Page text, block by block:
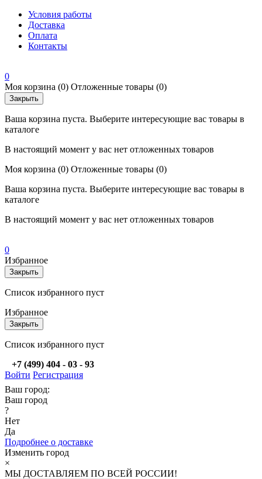
Условия работы
Доставка
Оплата
Контакты
0
Моя корзина (0) Отложенные товары (0)
Закрыть
Ваша корзина пуста. Выберите интересующие вас товары в
каталоге
В настоящий момент у вас нет отложенных товаров
Моя корзина (0) Отложенные товары (0)
Ваша корзина пуста. Выберите интересующие вас товары в
каталоге
В настоящий момент у вас нет отложенных товаров
0
Избранное
Закрыть
Список избранного пуст
Избранное
Закрыть
Список избранного пуст
+7 (499) 404 - 03 - 93
Войти Регистрация
Ваш город:
Ваш город
?
Нет
Да
Подробнее о доставке
Изменить город
×
МЫ ДОСТАВЛЯЕМ ПО ВСЕЙ РОССИИ!